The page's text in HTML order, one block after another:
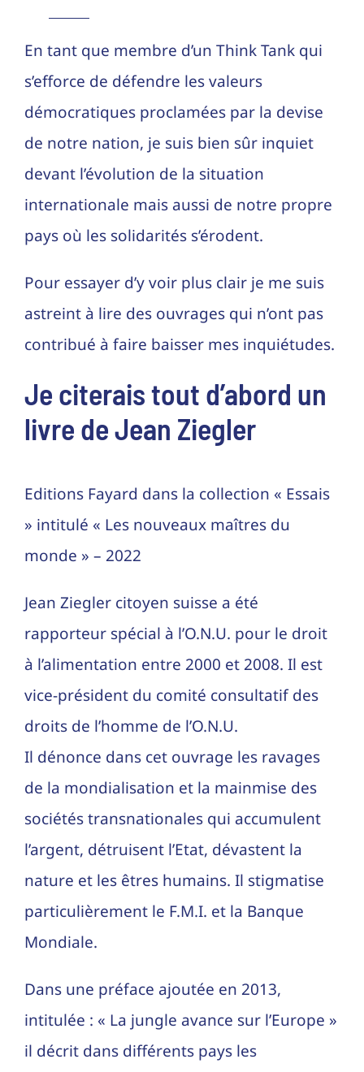
En tant que membre d’un Think Tank qui
s’efforce de défendre les valeurs
démocratiques proclamées par la devise
de notre nation, je suis bien sûr inquiet
devant l’évolution de la situation
internationale mais aussi de notre propre
pays où les solidarités s’érodent.
Pour essayer d’y voir plus clair je me suis
astreint à lire des ouvrages qui n’ont pas
contribué à faire baisser mes inquiétudes.
Je citerais tout d’abord un
livre de Jean Ziegler
Editions Fayard dans la collection « Essais
» intitulé « Les nouveaux maîtres du
monde » – 2022
Jean Ziegler citoyen suisse a été
rapporteur spécial à l’O.N.U. pour le droit
à l’alimentation entre 2000 et 2008. Il est
vice-président du comité consultatif des
droits de l’homme de l’O.N.U.
Il dénonce dans cet ouvrage les ravages
de la mondialisation et la mainmise des
sociétés transnationales qui accumulent
l’argent, détruisent l’Etat, dévastent la
nature et les êtres humains. Il stigmatise
particulièrement le F.M.I. et la Banque
Mondiale.
Dans une préface ajoutée en 2013,
intitulée : « La jungle avance sur l’Europe »
il décrit dans différents pays les